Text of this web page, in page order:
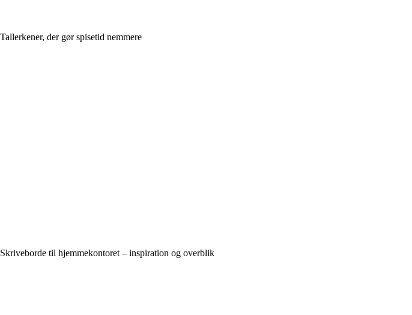
Tallerkener, der gør spisetid nemmere
Skriveborde til hjemmekontoret – inspiration og overblik